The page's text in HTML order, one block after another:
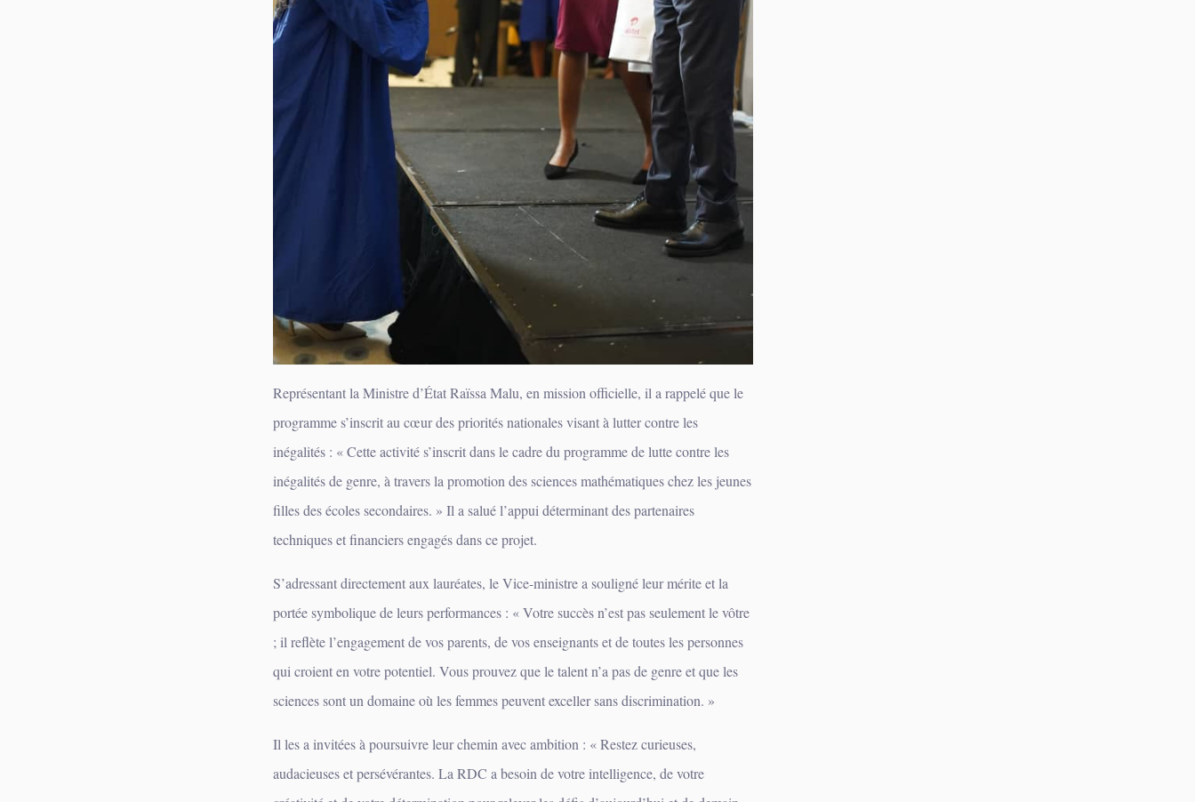
‎Représentant la Ministre d’État Raïssa Malu, en mission officielle, il a rappelé que le
programme s’inscrit au cœur des priorités nationales visant à lutter contre les
inégalités : « Cette activité s’inscrit dans le cadre du programme de lutte contre les
inégalités de genre, à travers la promotion des sciences mathématiques chez les jeunes
filles des écoles secondaires. » Il a salué l’appui déterminant des partenaires
techniques et financiers engagés dans ce projet.
‎S’adressant directement aux lauréates, le Vice-ministre a souligné leur mérite et la
portée symbolique de leurs performances : « Votre succès n’est pas seulement le vôtre
; il reflète l’engagement de vos parents, de vos enseignants et de toutes les personnes
qui croient en votre potentiel. Vous prouvez que le talent n’a pas de genre et que les
sciences sont un domaine où les femmes peuvent exceller sans discrimination. »
‎Il les a invitées à poursuivre leur chemin avec ambition : « Restez curieuses,
audacieuses et persévérantes. La RDC a besoin de votre intelligence, de votre